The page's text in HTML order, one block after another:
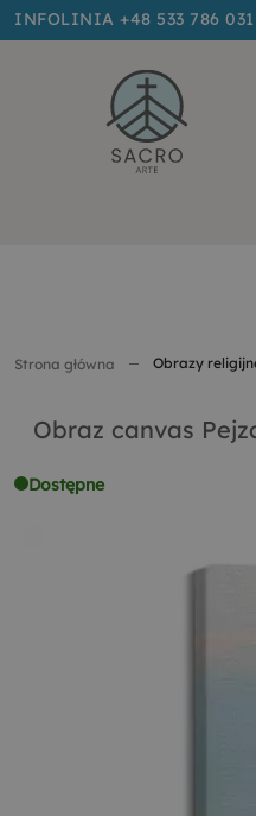
INFOLINIA +48 533 786 031
Strona główna Obrazy
Obraz canvas
Dostępne